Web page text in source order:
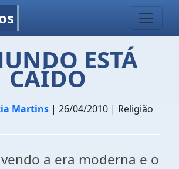
ESTÁ
CAÍDO
Martins| 26/04/2010 | Religião
a era moderna e o